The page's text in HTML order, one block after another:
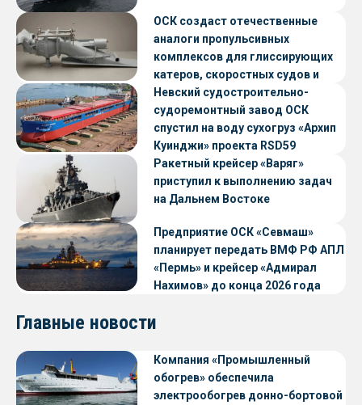
ОСК создаст отечественные
аналоги пропульсивных
комплексов для глиссирующих
катеров, скоростных судов и
судов с малой осадкой
Невский судостроительно-
судоремонтный завод ОСК
спустил на воду сухогруз «Архип
Куинджи» проекта RSD59
Ракетный крейсер «Варяг»
приступил к выполнению задач
на Дальнем Востоке
Предприятие ОСК «Севмаш»
планирует передать ВМФ РФ АПЛ
«Пермь» и крейсер «Адмирал
Нахимов» до конца 2026 года
Главные новости
Компания «Промышленный
обогрев» обеспечила
электрообогрев донно-бортовой